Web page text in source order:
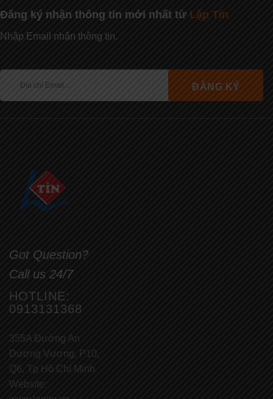
Đăng ký nhận thông tin mới nhất từ Lập Tín
Nhập Email nhận thông tin.
Got Question?
Call us 24/7
HOTLINE:
0913131368
355A Đường An
Dương Vương, P10,
Q6, Tp Hồ Chí Minh
Website: